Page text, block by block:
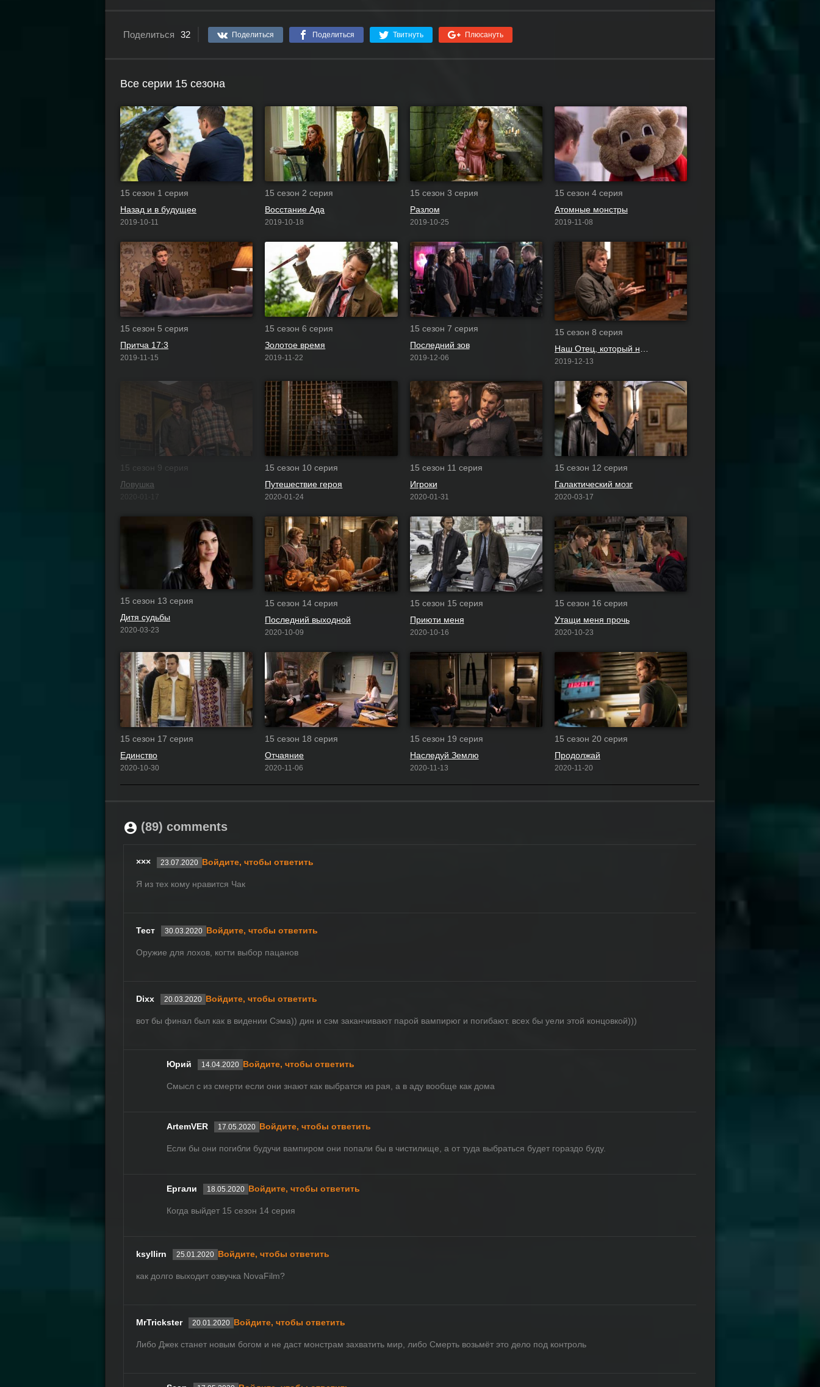
Поделиться 32 Поделиться Поделиться Твитнуть Плюсануть
Все серии 15 сезона
15 сезон 1 серия
Назад и в будущее
2019-10-11
15 сезон 2 серия
Восстание Ада
2019-10-18
15 сезон 3 серия
Разлом
2019-10-25
15 сезон 4 серия
Атомные монстры
2019-11-08
15 сезон 5 серия
Притча 17:3
2019-11-15
15 сезон 6 серия
Золотое время
2019-11-22
15 сезон 7 серия
Последний зов
2019-12-06
15 сезон 8 серия
2019-12-13
15 сезон 9 серия
Ловушка
15 сезон 10 серия
Путешествие героя
2020-01-24
15 сезон 11 серия
Игроки
2020-01-31
15 сезон 12 серия
Галактический мозг
2020-03-17
15 сезон 13 серия
Дитя судьбы
2020-03-23
15 сезон 14 серия
Последний выходной
2020-10-09
15 сезон 15 серия
Приюти меня
2020-10-16
15 сезон 16 серия
Утащи меня прочь
2020-10-23
15 сезон 17 серия
Единство
2020-10-30
15 сезон 18 серия
Отчаяние
2020-11-06
15 сезон 19 серия
Наследуй Землю
2020-11-13
15 сезон 20 серия
Продолжай
2020-11-20
(89) comments
××× 23.07.2020 Войдите, чтобы ответить
Я из тех кому нравится Чак
Тест 30.03.2020 Войдите, чтобы ответить
Оружие для лохов, когти выбор пацанов
Dixx 20.03.2020 Войдите, чтобы ответить
вот бы финал был как в видении Сэма)) дин и сэм заканчивают парой вампирюг и погибают. всех бы уели этой концовкой)))
Юрий 14.04.2020 Войдите, чтобы ответить
Смысл с из смерти если они знают как выбратся из рая, а в аду вообще как дома
ArtemVER 17.05.2020 Войдите, чтобы ответить
Если бы они погибли будучи вампиром они попали бы в чистилище, а от туда выбраться будет гораздо буду.
Ергали 18.05.2020 Войдите, чтобы ответить
Когда выйдет 15 сезон 14 серия
ksyllirn 25.01.2020 Войдите, чтобы ответить
как долго выходит озвучка NovaFilm?
MrTrickster 20.01.2020 Войдите, чтобы ответить
Либо Джек станет новым богом и не даст монстрам захватить мир, либо Смерть возьмёт это дело под контроль